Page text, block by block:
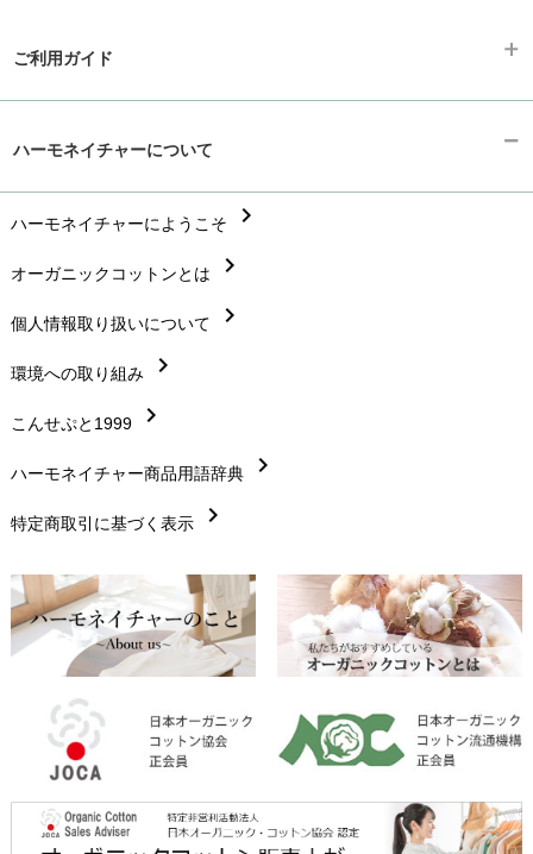
ご利用ガイド
配送と送料chevron_right
在庫状況と発送予定chevron_right
サイズ・寸法chevron_right
生地・素材chevron_right
お手入れについて chevron_right
レビューを書こうchevron_right
返品交換chevron_right
FAXでのご注文 chevron_right
お問い合わせchevron_right
ハーモネイチャーについて
ハーモネイチャーにようこそ chevron_right
オーガニックコットンとは chevron_right
個人情報取り扱いについて chevron_right
環境への取り組み chevron_right
こんせぷと1999 chevron_right
ハーモネイチャー商品用語辞典 chevron_right
特定商取引に基づく表示 chevron_right